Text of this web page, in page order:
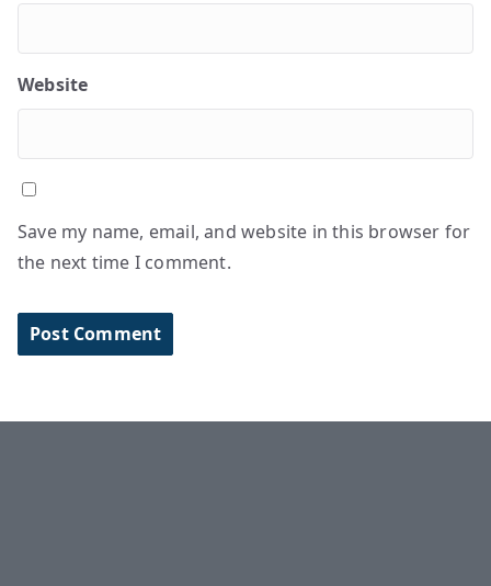
Website
Save my name, email, and website in this browser for
the next time I comment.